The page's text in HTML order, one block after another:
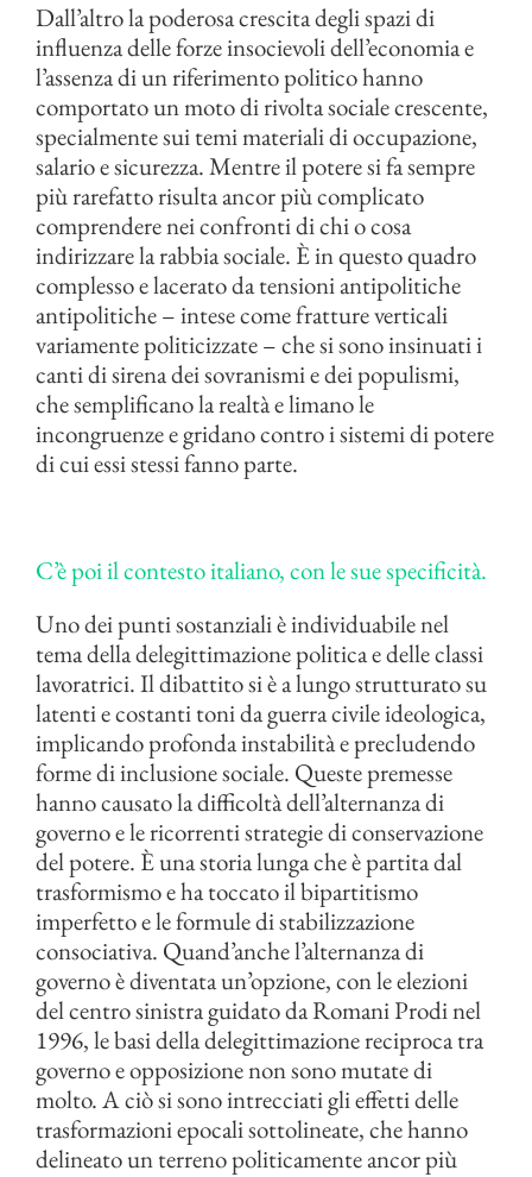
Dall’altro la poderosa crescita degli spazi di
influenza delle forze insocievoli dell’economia e
l’assenza di un riferimento politico hanno
comportato un moto di rivolta sociale crescente,
specialmente sui temi materiali di occupazione,
salario e sicurezza. Mentre il potere si fa sempre
più rarefatto risulta ancor più complicato
comprendere nei confronti di chi o cosa
indirizzare la rabbia sociale. È in questo quadro
complesso e lacerato da tensioni antipolitiche
antipolitiche – intese come fratture verticali
variamente politicizzate – che si sono insinuati i
canti di sirena dei sovranismi e dei populismi,
che semplificano la realtà e limano le
incongruenze e gridano contro i sistemi di potere
di cui essi stessi fanno parte.
C’è poi il contesto italiano, con le sue specificità.
Uno dei punti sostanziali è individuabile nel
tema della delegittimazione politica e delle classi
lavoratrici. Il dibattito si è a lungo strutturato su
latenti e costanti toni da guerra civile ideologica,
implicando profonda instabilità e precludendo
forme di inclusione sociale. Queste premesse
hanno causato la difficoltà dell’alternanza di
governo e le ricorrenti strategie di conservazione
del potere. È una storia lunga che è partita dal
trasformismo e ha toccato il bipartitismo
imperfetto e le formule di stabilizzazione
consociativa. Quand’anche l’alternanza di
governo è diventata un’opzione, con le elezioni
del centro sinistra guidato da Romani Prodi nel
1996, le basi della delegittimazione reciproca tra
governo e opposizione non sono mutate di
molto. A ciò si sono intrecciati gli effetti delle
trasformazioni epocali sottolineate, che hanno
delineato un terreno politicamente ancor più